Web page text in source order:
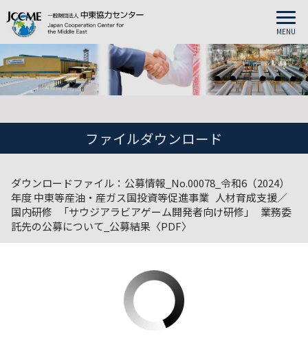
MENU
ファイルダウンロード
ダウンロードファイル：公募情報_No.00078_令和6（2024）
年度 中東等産油・産ガス国投資等促進事業 人材育成支援／
国内研修 「サウジアラビアゲーム開発者向け研修」 業務委
託先の公募について_公募結果〈PDF〉